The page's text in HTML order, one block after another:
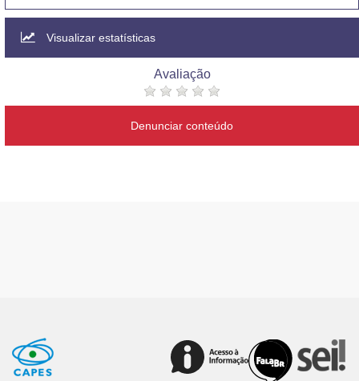
Visualizar estatísticas
Avaliação
Denunciar conteúdo